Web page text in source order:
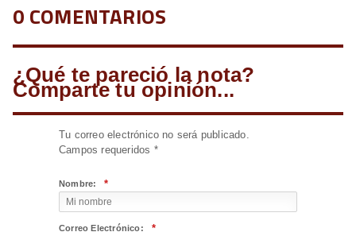
0 COMENTARIOS
¿Qué te pareció la nota?
Comparte tu opinión...
Tu correo electrónico no será publicado.
Campos requeridos *
Nombre: *
Correo Electrónico: *